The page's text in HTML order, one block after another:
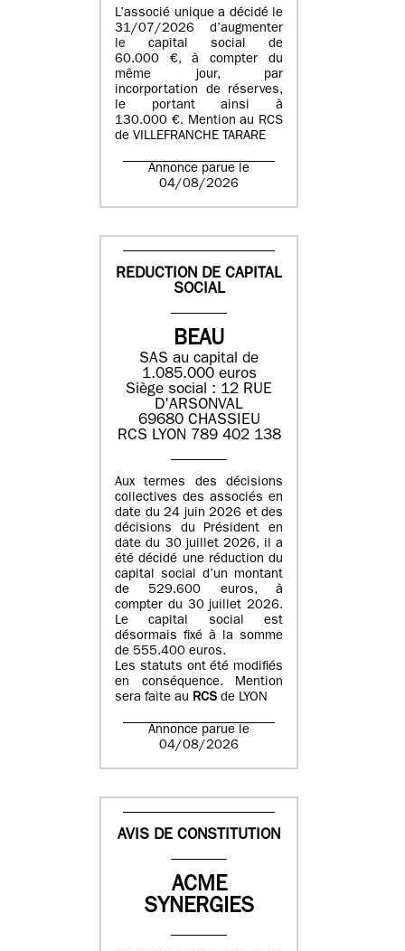
L’associé unique a décidé le
31/07/2026 d’augmenter
le capital social de
60.000 €, à compter du
même jour, par
incorportation de réserves,
le portant ainsi à
130.000 €. Mention au RCS
de VILLEFRANCHE TARARE
Annonce parue le
04/08/2026
REDUCTION DE CAPITAL
SOCIAL
BEAU
SAS au capital de
1.085.000 euros
Siège social : 12 RUE
D'ARSONVAL
69680 CHASSIEU
RCS LYON 789 402 138
Aux termes des décisions
collectives des associés en
date du 24 juin 2026 et des
décisions du Président en
date du 30 juillet 2026, il a
été décidé une réduction du
capital social d’un montant
de 529.600 euros, à
compter du 30 juillet 2026.
Le capital social est
désormais fixé à la somme
de 555.400 euros.
Les statuts ont été modifiés
en conséquence. Mention
sera faite au RCS de LYON
Annonce parue le
04/08/2026
AVIS DE CONSTITUTION
ACME
SYNERGIES